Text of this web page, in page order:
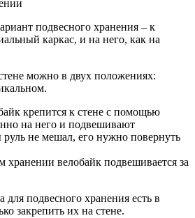
подвесного хранения – к
каркас, и на него, как на
можно в двух положениях:
крепится к стене с помощью
на него и подвешивают
не мешал, его нужно повернуть
хранении велобайк подвешивается за
для подвесного хранения есть в
закрепить их на стене.